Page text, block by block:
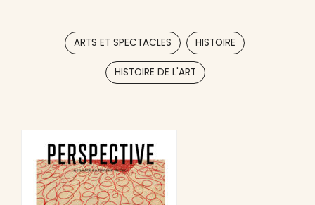
ARTS ET SPECTACLES HISTOIRE
HISTOIRE DE L'ART